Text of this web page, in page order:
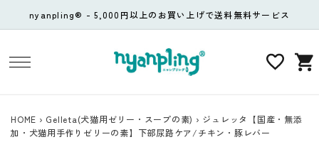
ンツに
進む
nyanpling® - 5,000円以上のお買い上げで送料無料サービス
ー
HOME › Gelleta(犬猫用ゼリー・スープの素) › ジュレッタ【国産・無添
加・犬猫用手作りゼリーの素】下部尿路ケア/チキン・豚レバー